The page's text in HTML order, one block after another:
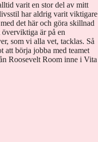
varit en stor del av mitt
har aldrig varit viktigare
det här och göra skillnad
är på en
som vi alla vet, tacklas. Så
att börja jobba med teamet
Roosevelt Room inne i Vita